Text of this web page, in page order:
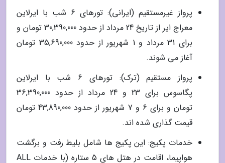
پرواز غیرمستقیم (ایرانی): تورهای 6 شب با ایرلاین
معراج ایر از تاریخ 24 مرداد از حدود 30,390,000 تومان و
برای 31 مرداد و 1 شهریور از حدود 35,690,000 تومان
آغاز می شوند.
پرواز مستقیم (ترک): تورهای 6 شب با ایرلاین
پگاسوس برای 23 و 24 مرداد از حدود 36,390,000
تومان و برای 6 و 7 شهریور از حدود 43,890,000 تومان
قیمت گذاری شده اند.
خدمات پکیج: این پکیج ها شامل بلیط رفت و برگشت
هواپیما، اقامت در هتل های 5 ستاره (با خدمات ALL